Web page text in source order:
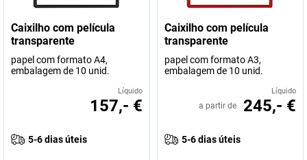
Caixilho com película
transparente
papel com formato A4,
embalagem de 10 unid.
Líquido
157,- €
5-6 dias úteis
Caixilho com película
transparente
papel com formato A3,
embalagem de 10 unid.
Líquido
a partir de 245,- €
5-6 dias úteis